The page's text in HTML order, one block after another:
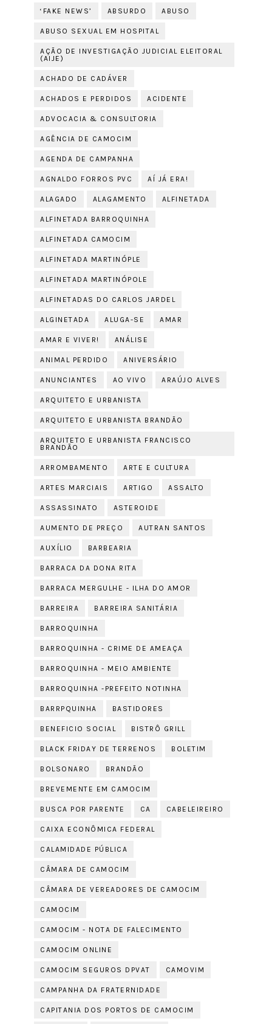
‘FAKE NEWS’ ABSURDO ABUSO
ABUSO SEXUAL EM HOSPITAL
AÇÃO DE INVESTIGAÇÃO JUDICIAL ELEITORAL
(AIJE)
ACHADO DE CADÁVER
ACHADOS E PERDIDOS ACIDENTE
ADVOCACIA & CONSULTORIA
AGÊNCIA DE CAMOCIM
AGENDA DE CAMPANHA
AGNALDO FORROS PVC AÍ JÁ ERA!
ALAGADO ALAGAMENTO ALFINETADA
ALFINETADA BARROQUINHA
ALFINETADA CAMOCIM
ALFINETADA MARTINÓPLE
ALFINETADA MARTINÓPOLE
ALFINETADAS DO CARLOS JARDEL
ALGINETADA ALUGA-SE AMAR
AMAR E VIVER! ANÁLISE
ANIMAL PERDIDO ANIVERSÁRIO
ANUNCIANTES AO VIVO ARAÚJO ALVES
ARQUITETO E URBANISTA
ARQUITETO E URBANISTA BRANDÃO
ARQUITETO E URBANISTA FRANCISCO
BRANDÃO
ARROMBAMENTO ARTE E CULTURA
ARTES MARCIAIS ARTIGO ASSALTO
ASSASSINATO ASTEROIDE
AUMENTO DE PREÇO AUTRAN SANTOS
AUXÍLIO BARBEARIA
BARRACA DA DONA RITA
BARRACA MERGULHE - ILHA DO AMOR
BARREIRA BARREIRA SANITÁRIA
BARROQUINHA
BARROQUINHA - CRIME DE AMEAÇA
BARROQUINHA - MEIO AMBIENTE
BARROQUINHA -PREFEITO NOTINHA
BARRPQUINHA BASTIDORES
BENEFICIO SOCIAL BISTRÔ GRILL
BLACK FRIDAY DE TERRENOS BOLETIM
BOLSONARO BRANDÃO
BREVEMENTE EM CAMOCIM
BUSCA POR PARENTE CA CABELEIREIRO
CAIXA ECONÔMICA FEDERAL
CALAMIDADE PÚBLICA
CÂMARA DE CAMOCIM
CÂMARA DE VEREADORES DE CAMOCIM
CAMOCIM
CAMOCIM - NOTA DE FALECIMENTO
CAMOCIM ONLINE
CAMOCIM SEGUROS DPVAT CAMOVIM
CAMPANHA DA FRATERNIDADE
CAPITANIA DOS PORTOS DE CAMOCIM